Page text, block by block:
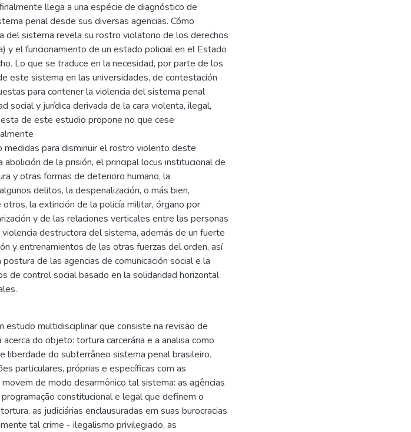
llega a una espécie de diagnóstico de
penal desde sus diversas agencias. Cómo
del sistema revela su rostro violatorio de los derechos
y el funcionamiento de un estado policial en el Estado
Lo que se traduce en la necesidad, por parte de los
este sistema en las universidades, de contestación
para contener la violencia del sistema penal
social y jurídica derivada de la cara violenta, ilegal,
de este estudio propone no que cese
medidas para disminuir el rostro violento deste
de la prisión, el principal locus institucional de
y otras formas de deterioro humano, la
delitos, la despenalización, o más bien,
otros, la extinción de la policía militar, órgano por
y de las relaciones verticales entre las personas
destructora del sistema, además de un fuerte
y entrenamientos de las otras fuerzas del orden, así
de las agencias de comunicación social e la
de control social basado en la solidaridad horizontal
estudo multidisciplinar que consiste na revisão de
do objeto: tortura carcerária e a analisa como
liberdade do subterrâneo sistema penal brasileiro.
particulares, próprias e específicas com as
de modo desarmônico tal sistema: as agências
constitucional e legal que definem o
as judiciárias enclausuradas em suas burocracias
tal crime - ilegalismo privilegiado, as